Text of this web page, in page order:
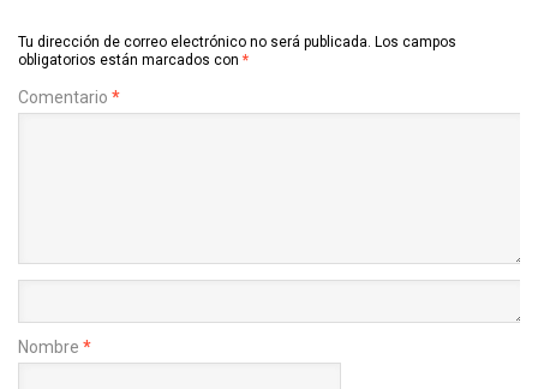
Tu dirección de correo electrónico no será publicada. Los campos
obligatorios están marcados con *
Comentario *
Nombre *